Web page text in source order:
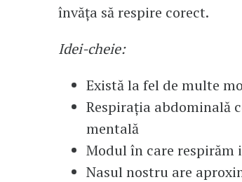
învăța să respire corect.
Idei-cheie:
Există la fel de multe
Respirația abdominală
mentală
Modul în care respirăm
Nasul nostru are